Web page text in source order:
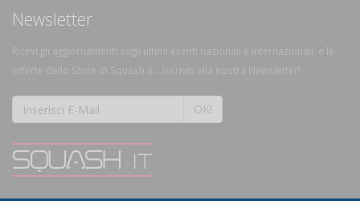
Newsletter
Ricevi gli aggiornamenti sugli ultimi eventi nazionali e internazionali, e le
offerte dello Store di Squash.it... Iscriviti alla nostra Newsletter!
OK!
SQUASH.it: Il punto di riferimento quotidiano per tutti gli amanti di questo